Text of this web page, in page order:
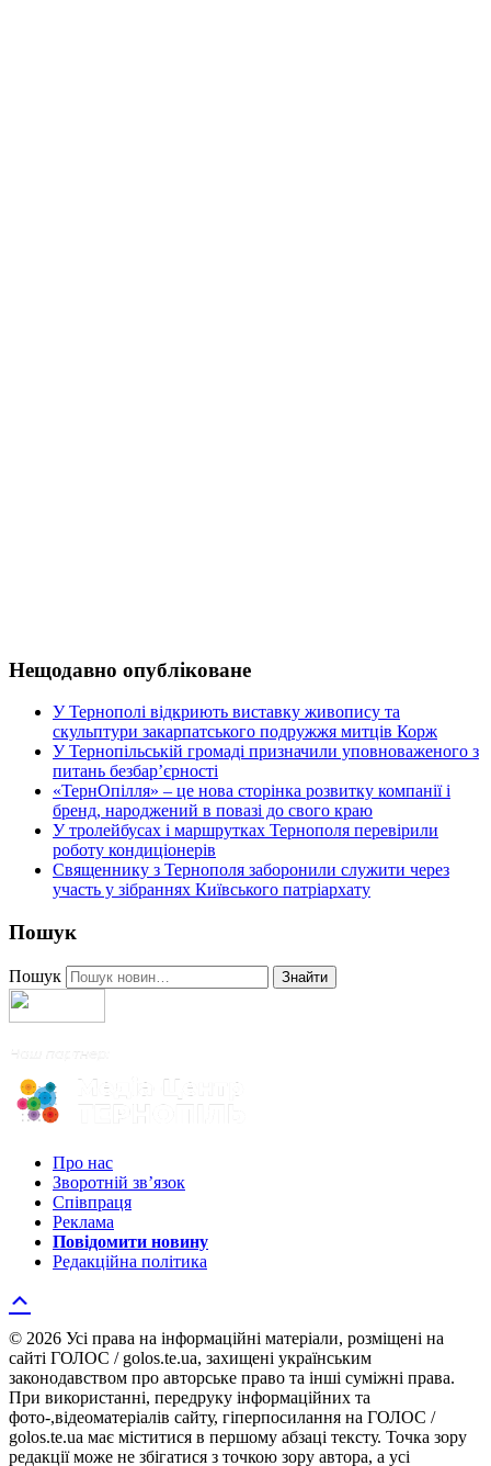
Нещодавно опубліковане
У Тернополі відкриють виставку живопису та
скульптури закарпатського подружжя митців Корж
У Тернопільській громаді призначили уповноваженого з
питань безбар’єрності
«ТернОпілля» – це нова сторінка розвитку компанії і
бренд, народжений в повазі до свого краю
У тролейбусах і маршрутках Тернополя перевірили
роботу кондиціонерів
Священнику з Тернополя заборонили служити через
участь у зібраннях Київського патріархату
Пошук
Пошук Знайти
Про нас
Зворотній зв’язок
Співпраця
Реклама
Повідомити новину
Редакційна політика
© 2026 Усі права на інформаційні матеріали, розміщені на
сайті ГОЛОС / golos.te.ua, захищені українським
законодавством про авторське право та інші суміжні права.
При використанні, передруку інформаційних та
фото-,відеоматеріалів сайту, гіперпосилання на ГОЛОС /
golos.te.ua має міститися в першому абзаці тексту. Точка зору
редакції може не збігатися з точкою зору автора, а усі